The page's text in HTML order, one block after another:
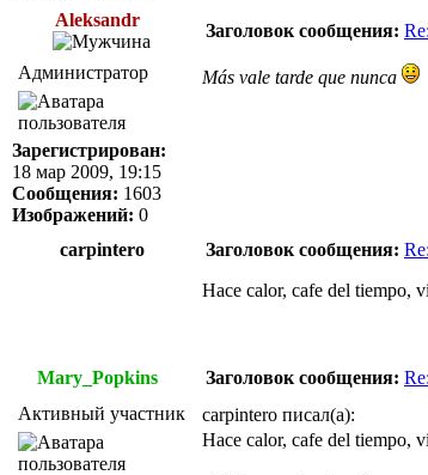
Aleksandr
Заголовок сообщения:
Администратор
Зарегистрирован:
18 мар 2009, 19:15
Сообщения: 1603
Изображений: 0
Más vale tarde que nunca
carpintero Заголовок сообщения:
Hace calor, cafe del tiempo,
Mary_Popkins Заголовок сообщения:
Активный участник
carpintero писал(а):
Hace calor, cafe del tiempo,